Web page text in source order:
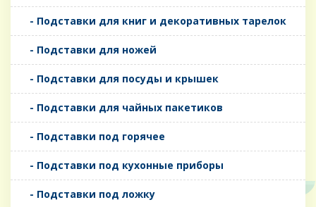
- Подставки для книг и декоративных тарелок
- Подставки для ножей
- Подставки для посуды и крышек
- Подставки для чайных пакетиков
- Подставки под горячее
- Подставки под кухонные приборы
- Подставки под ложку